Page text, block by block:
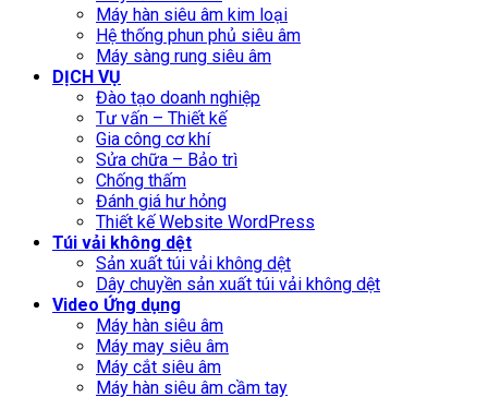
Máy hàn siêu âm kim loại
Hệ thống phun phủ siêu âm
Máy sàng rung siêu âm
DỊCH VỤ
Đào tạo doanh nghiệp
Tư vấn – Thiết kế
Gia công cơ khí
Sửa chữa – Bảo trì
Chống thấm
Đánh giá hư hỏng
Thiết kế Website WordPress
Túi vải không dệt
Sản xuất túi vải không dệt
Dây chuyền sản xuất túi vải không dệt
Video Ứng dụng
Máy hàn siêu âm
Máy may siêu âm
Máy cắt siêu âm
Máy hàn siêu âm cầm tay